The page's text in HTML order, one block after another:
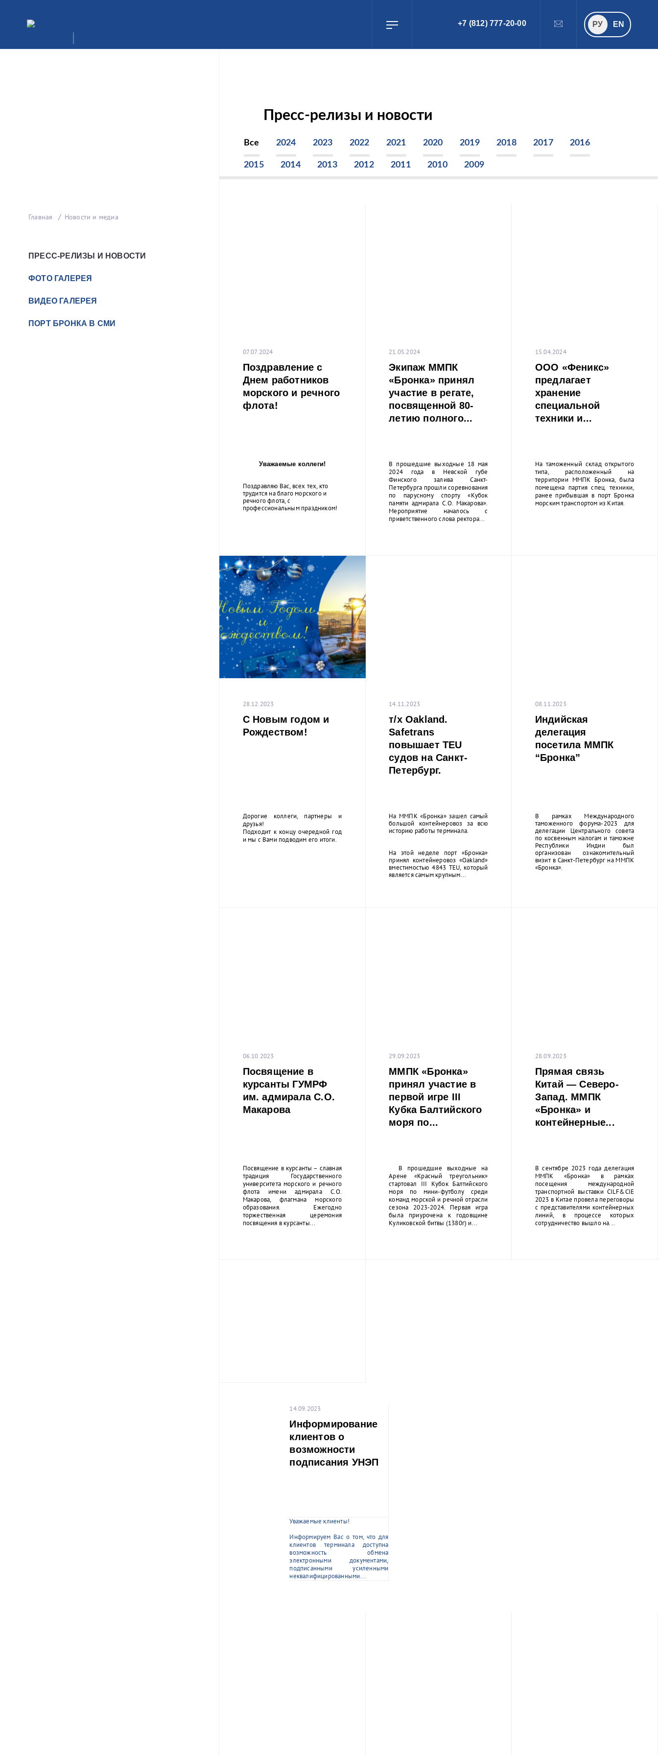
ПОИСК+7 (812) 777-20-00 РУ EN
РУ
Главная Новости и медиа
ПРЕСС-РЕЛИЗЫ И НОВОСТИ
ФОТО ГАЛЕРЕЯ
ВИДЕО ГАЛЕРЕЯ
ПОРТ БРОНКА В СМИ
Пресс-релизы и новости
Все 2024 2023 2022 2021 2020 2019 2018 2017 2016
2015 2014 2013 2012 2011 2010 2009
07.07.2024
Поздравление с
Днем работников
морского и речного
флота!
Уважаемые коллеги!
Поздравляю Вас, всех тех, кто
трудится на благо морского и
речного флота, с
профессиональным праздником!
21.05.2024
Экипаж ММПК
«Бронка» принял
участие в регате,
посвященной 80-
летию полного...
В прошедшие выходные 18 мая
2024 года в Невской губе
Финского залива Санкт-
Петербурга прошли соревнования
по парусному спорту «Кубок
памяти адмирала С.О. Макарова».
Мероприятие началось с
приветственного слова ректора...
15.04.2024
ООО «Феникс»
предлагает
хранение
специальной
техники и...
На таможенный склад открытого
типа, расположенный на
территории ММПК Бронка, была
помещена партия спец. техники,
ранее прибывшая в порт Бронка
морским транспортом из Китая.
28.12.2023
С Новым годом и
Рождеством!
Дорогие коллеги, партнеры и
друзья!
Подходит к концу очередной год
и мы с Вами подводим его итоги.
14.11.2023
т/x Oakland.
Safetrans
повышает TEU
судов на Санкт-
Петербург.
На ММПК «Бронка» зашел самый
большой контейнеровоз за всю
историю работы терминала.
На этой неделе порт «Бронка»
принял контейнеровоз «Oakland»
вместимостью 4843 TEU, который
является самым крупным...
08.11.2023
Индийская
делегация
посетила ММПК
“Бронка”
В рамках Международного
таможенного форума-2023 для
делегации Центрального совета
по косвенным налогам и таможне
Республики Индии был
организован ознакомительный
визит в Санкт-Петербург на ММПК
«Бронка».
06.10.2023
Посвящение в
курсанты ГУМРФ
им. адмирала С.О.
Макарова
Посвящение в курсанты – славная
традиция Государственного
университета морского и речного
флота имени адмирала С.О.
Макарова, флагмана морского
образования. Ежегодно
торжественная церемония
посвящения в курсанты...
29.09.2023
ММПК «Бронка»
принял участие в
первой игре III
Кубка Балтийского
моря по...
В прошедшие выходные на
Арене «Красный треугольник»
стартовал III Кубок Балтийского
моря по мини-футболу среди
команд морской и речной отрасли
сезона 2023-2024. Первая игра
была приурочена к годовщине
Куликовской битвы (1380г) и...
28.09.2023
Прямая связь
Китай — Северо-
Запад. ММПК
«Бронка» и
контейнерные...
В сентябре 2023 года делегация
ММПК «Бронка» в рамках
посещения международной
транспортной выставки CILF&CIE
2023 в Китае провела переговоры
с представителями контейнерных
линий, в процессе которых
сотрудничество вышло на...
14.09.2023
Информирование
клиентов о
возможности
подписания УНЭП
Уважаемые клиенты!
Информируем Вас о том, что для
клиентов терминала доступна
возможность обмена
электронными документами,
подписанными усиленными
неквалифицированными...